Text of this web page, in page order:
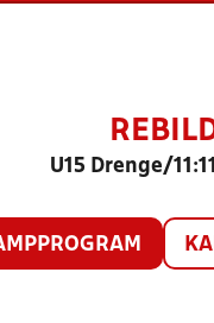
U15 Drenge/